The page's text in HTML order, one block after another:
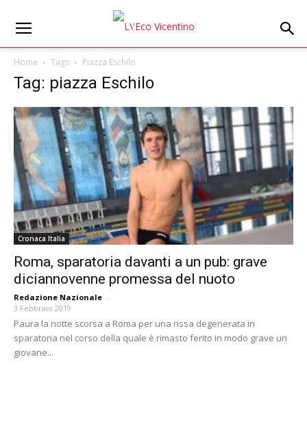
Home Tags Piazza Eschilo
Tag: piazza Eschilo
Cronaca Italia
Roma, sparatoria davanti a un pub: grave
diciannovenne promessa del nuoto
Redazione Nazionale -
3 Febbraio 2019
Paura la notte scorsa a Roma per una rissa degenerata in
sparatoria nel corso della quale è rimasto ferito in modo grave un
giovane...